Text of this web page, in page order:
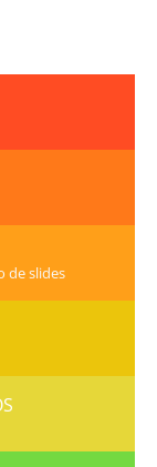
de slides